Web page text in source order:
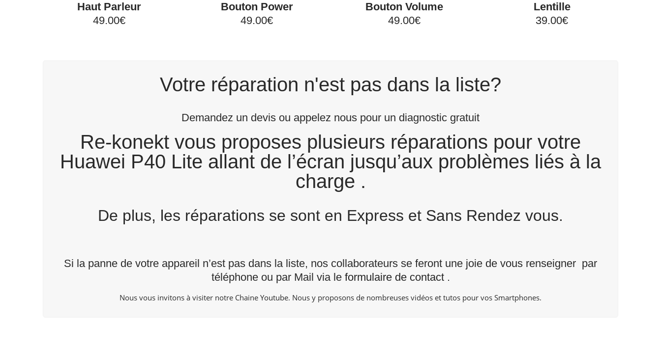
Haut Parleur
49.00€
Bouton Power
49.00€
Bouton Volume
49.00€
Lentille
39.00€
Votre réparation n'est pas dans la liste?
Demandez un devis ou appelez nous pour un diagnostic gratuit
Re-konekt vous proposes plusieurs réparations pour votre
Huawei P40 Lite allant de l’écran jusqu’aux problèmes liés à la
charge .
De plus, les réparations se sont en Express et Sans Rendez vous.
Si la panne de votre appareil n’est pas dans la liste, nos collaborateurs se feront une joie de vous renseigner par
téléphone ou par Mail via le formulaire de contact.
Nous vous invitons à visiter notre Chaine Youtube. Nous y proposons de nombreuses vidéos et tutos pour vos Smartphones.